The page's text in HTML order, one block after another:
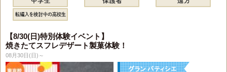
【8/30(日)特別体験イベント】
焼きたてスフレデザート製菓体験！
08月30日(日)～